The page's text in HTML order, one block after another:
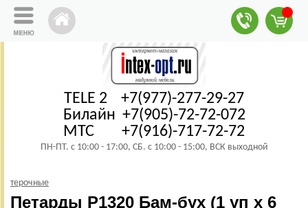
TELE 2 +7(977)-277-29-27
Билайн +7(905)-72-72-072
МТС +7(916)-717-72-72
ПН-ПТ. с 10:00 - 17:00, СБ. с 10:00 - 15:00, ВСК выходной
терочные
Петарды Р1320 Бам-бух (1 уп х 6